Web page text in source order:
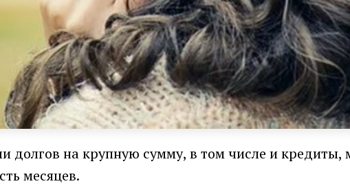
долгов на крупную сумму, в том числе и
месяцев.